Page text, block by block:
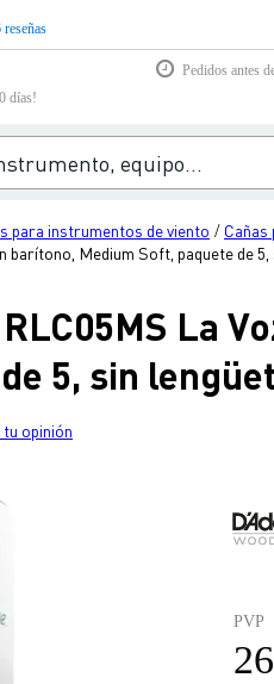
reseñas
Pedidos antes
días!
para instrumentos de viento /
Medium Soft, paquete de 5,
La
5, sin
tu opinión
PVP